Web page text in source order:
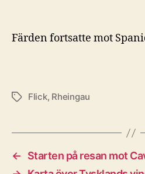
Färden fortsatte mot
Etiketter
Flick, Rheingau
←
Starten på resan mot